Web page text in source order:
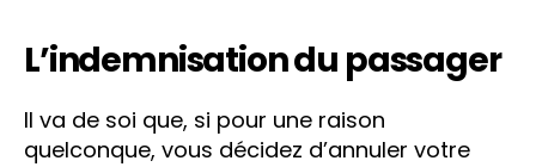
L’indemnisation du passager
Il va de soi que, si pour une raison
quelconque, vous décidez d’annuler votre